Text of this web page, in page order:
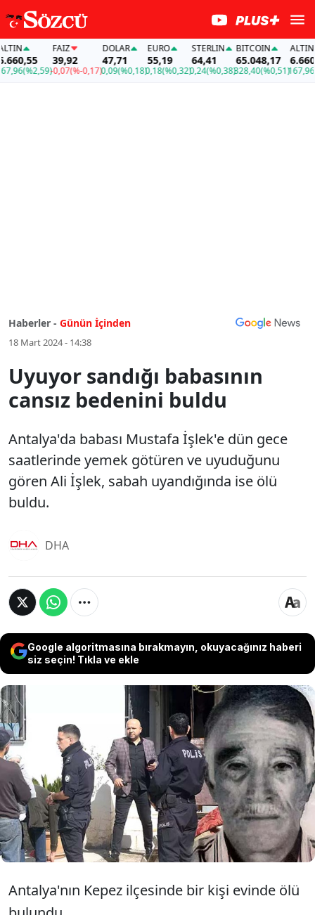
(%2,59)
FAİZ
39,92
-0,07(%-0,17)
DOLAR
47,71
0,09(%0,18)
EURO
55,19
0,18(%0,32)
STERLIN
64,41
0,24(%0,38)
BITCOIN
65.048,17
328,40(%0,51)
ALTIN
167,96
Haberler - Günün İçinden
18 Mart 2024 - 14:38
Uyuyor sandığı babasının
cansız bedenini buldu
Antalya'da babası Mustafa İşlek'e dün gece
saatlerinde yemek götüren ve uyuduğunu
gören Ali İşlek, sabah uyandığında ise ölü
buldu.
DHA
Google algoritmasına bırakmayın, okuyacağınız haberi
siz seçin! Tıkla ve ekle
Antalya'da babası Mustafa İşlek'e dün
gece saatlerinde yemek götüren ve
uyuduğunu gören Ali İşlek, sabah
uyandığında ise ölü buldu.
Antalya'nın Kepez ilçesinde bir kişi evinde ölü